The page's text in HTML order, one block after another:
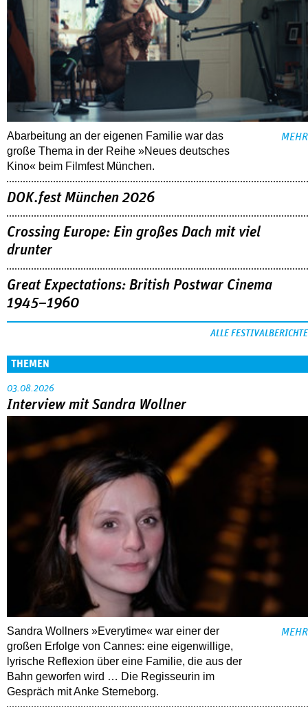
Abarbeitung an der eigenen Familie war das
große Thema in der Reihe »Neues deutsches
Kino« beim Filmfest München.
MEHR
DOK.fest München 2026
Crossing Europe: Ein großes Dach mit viel
drunter
Great Expectations: British Postwar Cinema
1945–1960
ALLE FESTIVALBERICHTE
THEMEN
03.08.2026
Interview mit Sandra Wollner
Sandra Wollners »Everytime« war einer der
großen Erfolge von Cannes: eine eigenwillige,
lyrische Reflexion über eine ­Familie, die aus der
Bahn geworfen wird … Die Regisseurin im
Gespräch mit Anke Sterneborg.
MEHR